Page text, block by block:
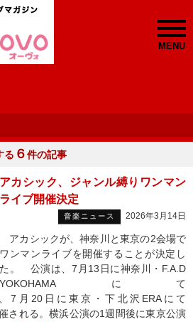
MENU
る ６件の記事
アカシック、ジャンル縛りワンマン
ライブ開催決定
音楽ニュース 2026年3月14日
アカシックが、神奈川と東京の2会場で
ワンマンライブを開催することが決定し
た。 公演は、7月13日に神奈川・F.A.D
YOKOHAMAにて
、7月20日に東京・下北沢ERAにて
される。横浜公演の1週間後に東京公演